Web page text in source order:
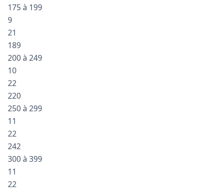
175 à 199
9
21
189
200 à 249
10
22
220
250 à 299
11
22
242
300 à 399
11
22